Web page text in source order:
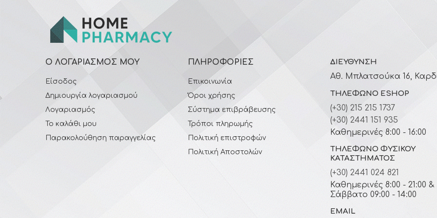
Ο ΛΟΓΑΡΙΑΣΜΌΣ ΜΟΥ
Είσοδος
Δημιουργία λογαριασμού
Λογαριασμός
Το καλάθι μου
Παρακολούθηση παραγγελίας
ΠΛΗΡΟΦΟΡΊΕΣ
Επικοινωνία
Όροι χρήσης
Σύστημα επιβράβευσης
Τρόποι πληρωμής
Πολιτική επιστροφών
Πολιτική Αποστολών
ΔΙΕΎΘΥΝΣΗ
Αθ. Μπλατσούκα 16,
ΤΗΛΈΦΩΝΟ ESHOP
(+30) 215 215 1737
(+30) 2441 151 935
Καθημερινές 8:00 - 16:00
ΤΗΛΈΦΩΝΟ ΦΥΣΙΚΟΎ
ΚΑΤΑΣΤΉΜΑΤΟΣ
(+30) 2441 024 821
Καθημερινές 8:00 - 21:00 &
Σάββατο 09:00 - 14:00
EMAIL